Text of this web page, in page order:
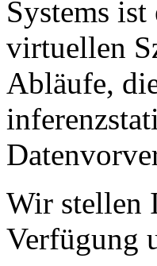
Systems
virtuellen
Abläufe,
Wir stellen
Verfügung